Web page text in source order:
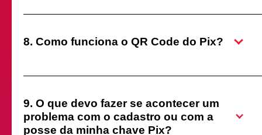
8. Como funciona o QR Code do Pix?
9. O que devo fazer se acontecer um
problema com o cadastro ou com a
posse da minha chave Pix?